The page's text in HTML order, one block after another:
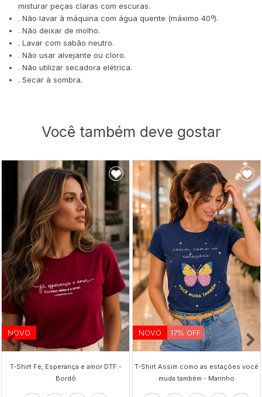
misturar peças claras com escuras.
. Não lavar à máquina com água quente (máximo 40º).
. Não deixar de molho.
. Lavar com sabão neutro.
. Não usar alvejante ou cloro.
. Não utilizar secadora elétrica.
. Secar à sombra.
Você também deve gostar
NOVO
T-Shirt Fé, Esperança e amor DTF -
Bordô
NOVO 17% OFF
T-Shirt Assim como as estações você
muda também - Marinho